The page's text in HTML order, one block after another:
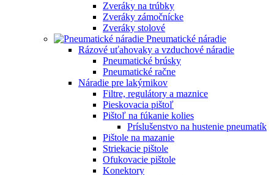
Zveráky na trúbky
Zveráky zámočnícke
Zveráky stolové
Pneumatické náradie
Rázové uťahovaky a vzduchové náradie
Pneumatické brúsky
Pneumatické račne
Náradie pre lakýrnikov
Filtre, regulátory a maznice
Pieskovacia pištoľ
Pištoľ na fúkanie kolies
Príslušenstvo na hustenie pneumatík
Pištole na mazanie
Striekacie pištole
Ofukovacie pištole
Konektory